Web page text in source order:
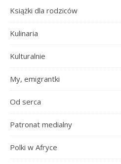
Książki dla rodziców
Kulinaria
Kulturalnie
My, emigrantki
Od serca
Patronat medialny
Polki w Afryce